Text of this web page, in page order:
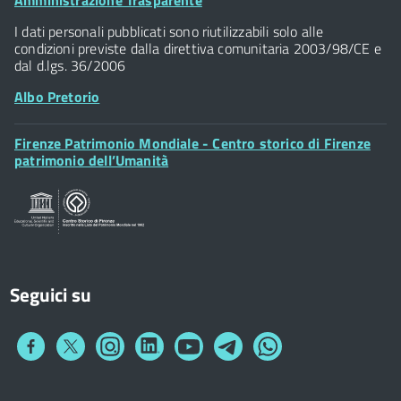
P.IVA 01307110484
Posta Elettronica Certificata
I dati personali pubblicati sono riutilizzabili solo alle
condizioni previste dalla direttiva comunitaria 2003/98/CE e
dal d.lgs. 36/2006
Albo Pretorio
Footer
Widget
Firenze Patrimonio Mondiale - Centro storico di Firenze
patrimonio dell’Umanità
Seguici su
Collegamento
Collegamento
a
Collegamento
a
Collegamento
a
Collegamento
a
Collegamento
a
Collegamento
a